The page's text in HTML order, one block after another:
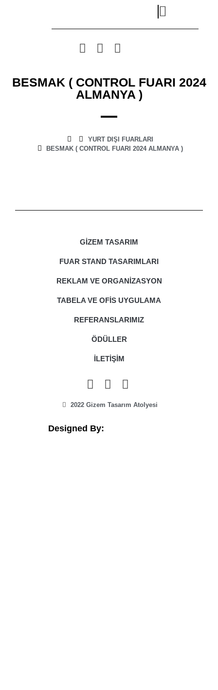
BESMAK ( CONTROL FUARI 2024
ALMANYA )
YURT DIŞI FUARLARI
BESMAK ( CONTROL FUARI 2024 ALMANYA )
GİZEM TASARIM
FUAR STAND TASARIMLARI
REKLAM VE ORGANİZASYON
TABELA VE OFİS UYGULAMA
REFERANSLARIMIZ
ÖDÜLLER
İLETİŞİM
2022 Gizem Tasarım Atolyesi
Designed By: